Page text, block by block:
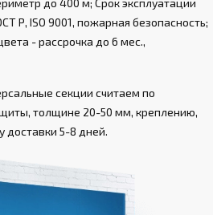
до 400 м; Срок эксплуатации
Р, ISO 9001, пожарная безопасность;
- рассрочка до 6 мес.,
секции считаем по
толщине 20-50 мм, креплению,
доставки 5-8 дней.